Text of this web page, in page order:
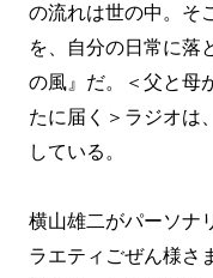
の流れは世の中。そ
を、自分の日常に落
の風』だ。＜父と母
たに届く＞ラジオは
している。
横山雄二がパーソナ
ラエティごぜん様さ